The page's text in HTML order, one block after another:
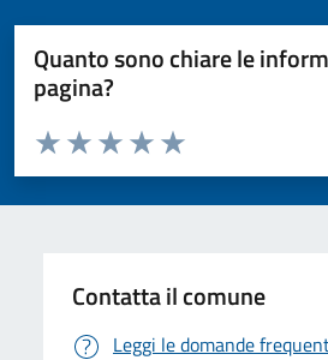
Quanto sono chiare le
pagina?
Valuta da 1 a 5 stelle la pagina
Valuta 5 stelle su 5
Valuta 4 stelle su 5
Valuta 3 stelle su 5
Valuta 2 stelle su 5
Valuta 1 stelle su 5
Contatta il comune
Leggi le domande